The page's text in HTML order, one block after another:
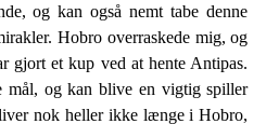
og kan også nemt tabe denne
Hobro overraskede mig, og
gjort et kup ved at hente Antipas.
mål, og kan blive en vigtig spiller
nok heller ikke længe i Hobro,